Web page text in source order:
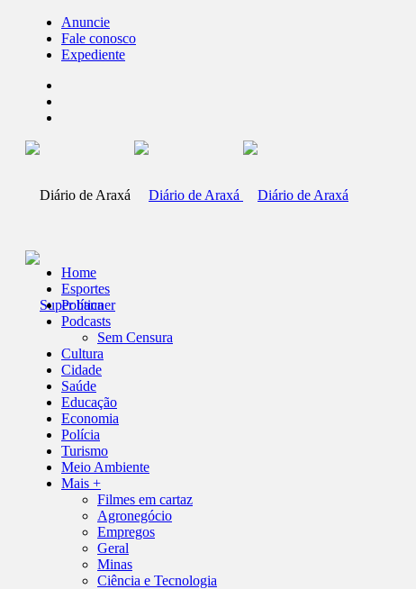
Anuncie
Fale conosco
Expediente
Home
Esportes
Política
Podcasts
Sem Censura
Cultura
Cidade
Saúde
Educação
Economia
Polícia
Turismo
Meio Ambiente
Mais +
Filmes em cartaz
Agronegócio
Empregos
Geral
Minas
Ciência e Tecnologia